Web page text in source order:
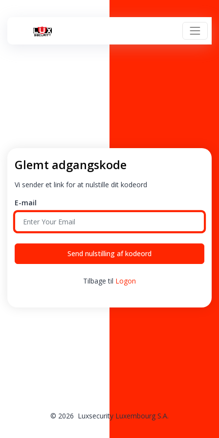
Glemt adgangskode
Vi sender et link for at nulstille dit kodeord
E-mail
Send nulstilling af kodeord
Tilbage til Logon
© 2026 Luxsecurity Luxembourg S.A.